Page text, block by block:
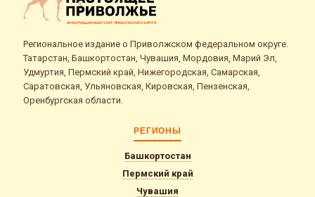
Региональное издание о Приволжском федеральном округе.
Татарстан, Башкортостан, Чувашия, Мордовия, Марий Эл,
Удмуртия, Пермский край, Нижегородская, Самарская,
Саратовская, Ульяновская, Кировская, Пензенская,
Оренбургская области.
РЕГИОНЫ
Башкортостан
Пермский край
Чувашия